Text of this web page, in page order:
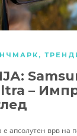
,
–
апсолутен врв на